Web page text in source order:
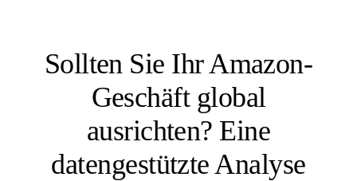
Sollten Sie Ihr Amazon-
Geschäft global
ausrichten? Eine
datengestützte Analyse